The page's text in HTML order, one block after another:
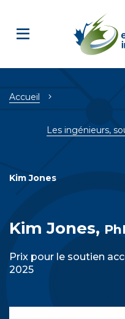
Breadcrumb
Accueil
Les ingénieurs,
Kim Jones
Kim Jones,
Prix pour le soutien
2025